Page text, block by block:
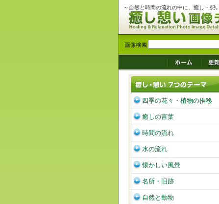
～自然と時間の流れの中に、癒し・憩
四季の花々・植物の推移
癒しの言葉
時間の流れ
水の流れ
懐かしい風景
名所・旧跡
自然と動物